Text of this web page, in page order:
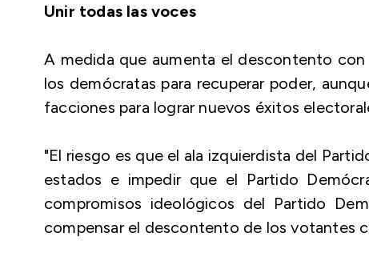
Unir todas las voces
A medida que aumenta el descontento
los demócratas para recuperar poder,
facciones para lograr nuevos éxitos
"El riesgo es que el ala izquierdista del
estados e impedir que el Partido
compromisos ideológicos del Partido
compensar el descontento de los votantes